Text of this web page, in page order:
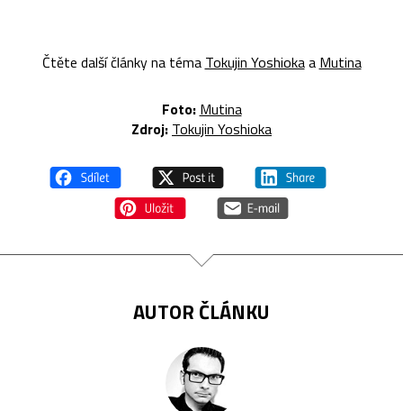
Čtěte další články na téma Tokujin Yoshiokaa Mutina
Foto: Mutina
Zdroj: Tokujin Yoshioka
AUTOR ČLÁNKU